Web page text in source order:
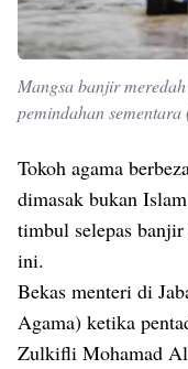
Mangsa banjir
pemindahan
Tokoh agama
dimasak bukan
timbul selepas
ini.
Bekas menteri di
Agama) ketika
Zulkifli Mohamad